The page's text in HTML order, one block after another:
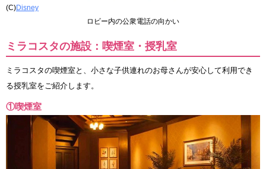
(C)Disney
ロビー内の公衆電話の向かい
ミラコスタの施設：喫煙室・授乳室
ミラコスタの喫煙室と、小さな子供連れのお母さんが安心して利用でき
る授乳室をご紹介します。
①喫煙室